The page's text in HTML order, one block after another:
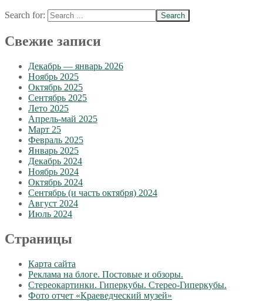
Search for:
Свежие записи
Декабрь — январь 2026
Ноябрь 2025
Октябрь 2025
Сентябрь 2025
Лето 2025
Апрель-май 2025
Март 25
Февраль 2025
Январь 2025
Декабрь 2024
Ноябрь 2024
Октябрь 2024
Сентябрь (и часть октября) 2024
Август 2024
Июль 2024
Страницы
Карта сайта
Реклама на блоге. Постовые и обзоры.
Стереокартинки. Гиперкубы. Стерео-Гиперкубы.
Фото отчет «Краеведческий музей»